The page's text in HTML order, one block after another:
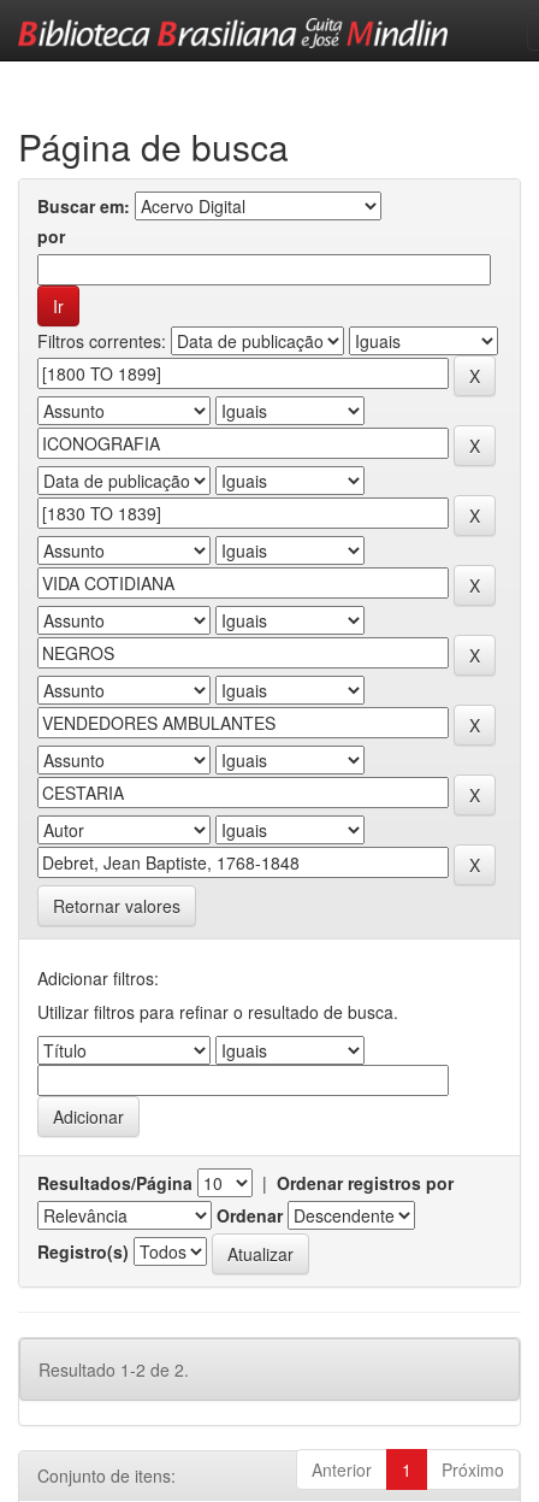
Página de busca
Buscar em:
por
Filtros correntes:
Retornar valores
Adicionar filtros:
Utilizar filtros para refinar o resultado de busca.
Resultados/Página | Ordenar registros por
Ordenar
Registro(s)
Resultado 1-2 de 2.
Anterior 1 Próximo
Conjunto de itens: